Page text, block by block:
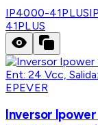
IP4000-41PLUS
41PLUS
EPEVER
Inversor